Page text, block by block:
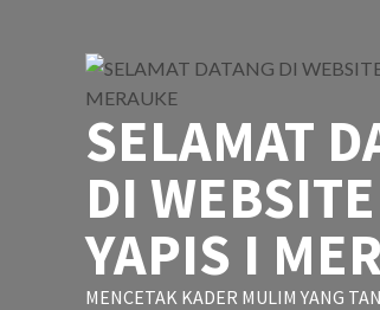
SELAMAT
DI
YAPIS I
MENCETAK KADER MULIM YANG